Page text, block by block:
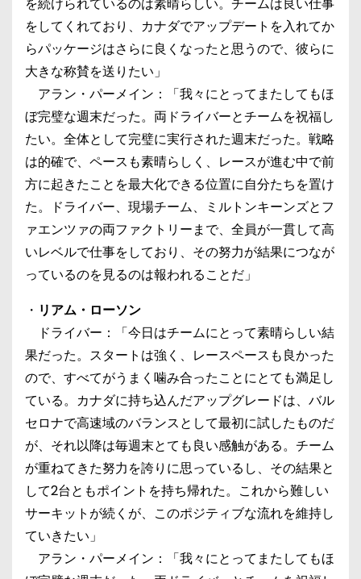
を続けられているのは素晴らしい。チームは良い仕事
をしてくれており、カナダでアップデートを入れてか
らパッケージはさらに良くなったと思うので、彼らに
大きな称賛を送りたい」
アラン・パーメイン：「我々にとってまたしてもほ
ぼ完璧な週末だった。両ドライバーとチームを祝福し
たい。全体として完璧に実行された週末だった。戦略
は的確で、ペースも素晴らしく、レースが進む中で前
方に起きたことを最大化できる位置に自分たちを置け
た。ドライバー、現場チーム、ミルトンキーンズとフ
ァエンツァの両ファクトリーまで、全員が一貫して高
いレベルで仕事をしており、その努力が結果につなが
っているのを見るのは報われることだ」
・ リアム・ローソン
ドライバー：「今日はチームにとって素晴らしい結
果だった。スタートは強く、レースペースも良かった
ので、すべてがうまく噛み合ったことにとても満足し
ている。カナダに持ち込んだアップグレードは、バル
セロナで高速域のバランスとして最初に試したものだ
が、それ以降は毎週末とても良い感触がある。チーム
が重ねてきた努力を誇りに思っているし、その結果と
して2台ともポイントを持ち帰れた。これから難しい
サーキットが続くが、このポジティブな流れを維持し
ていきたい」
アラン・パーメイン：「我々にとってまたしてもほ